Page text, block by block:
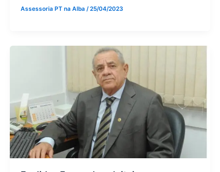
Assessoria PT na Alba /25/04/2023